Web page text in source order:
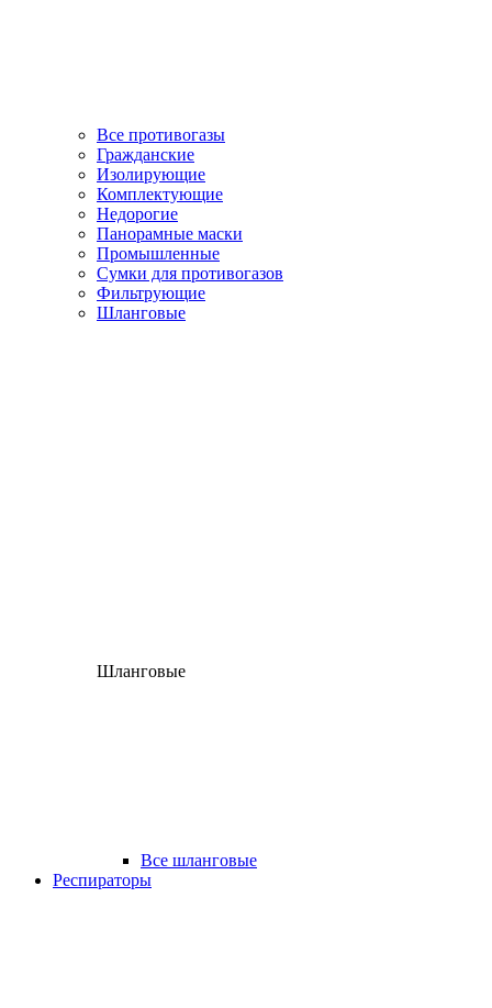
Все противогазы
Гражданские
Изолирующие
Комплектующие
Недорогие
Панорамные маски
Промышленные
Сумки для противогазов
Фильтрующие
Шланговые
Шланговые
Все шланговые
Респираторы